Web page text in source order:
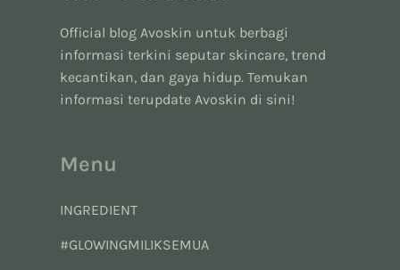
Official blog Avoskin untuk berbagi
informasi terkini seputar skincare, trend
kecantikan, dan gaya hidup. Temukan
informasi terupdate Avoskin di sini!
Menu
INGREDIENT
#GLOWINGMILIKSEMUA